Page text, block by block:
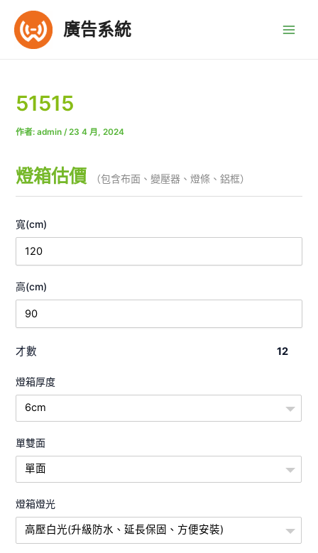
廣告系統
51515
作者:admin/23 4 月, 2024
燈箱估價 （包含布面、變壓器、燈條、鋁框）
寬(cm)
高(cm)
才數 12
燈箱厚度
6cm
單雙面
單面
燈箱燈光
高壓白光(升級防水、延長保固、方便安裝)